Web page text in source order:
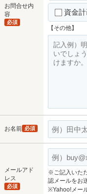
お問合せ内
容
必須
資金
【その他】
お名前 必須
メールアド
レス
必須
※ご記入いた
認メールをお
※Yahoo!メー